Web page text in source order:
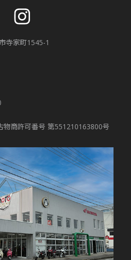
寺家町1545-1
物商許可番号 第551210163800号